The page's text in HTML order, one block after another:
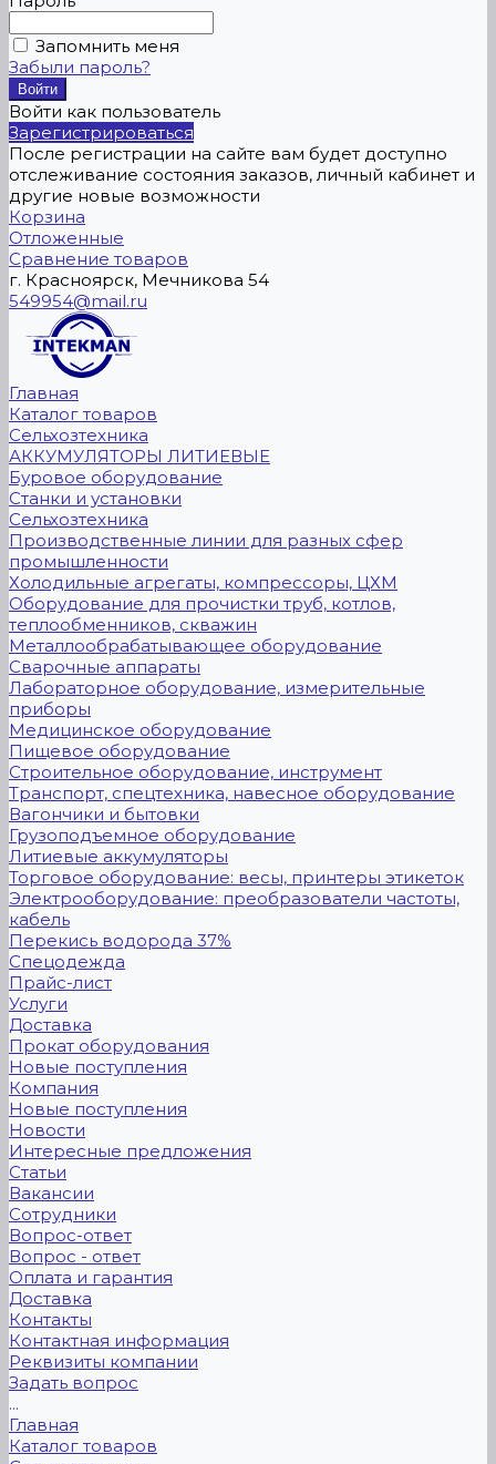
Запомнить меня
Забыли пароль?
Войти как пользователь
Зарегистрироваться
После регистрации на сайте вам будет доступно
отслеживание состояния заказов, личный кабинет и
другие новые возможности
Корзина
Отложенные
Сравнение товаров
г. Красноярск, Мечникова 54
549954@mail.ru
Главная
Каталог товаров
Сельхозтехника
АККУМУЛЯТОРЫ ЛИТИЕВЫЕ
Буровое оборудование
Станки и установки
Сельхозтехника
Производственные линии для разных сфер
промышленности
Холодильные агрегаты, компрессоры, ЦХМ
Оборудование для прочистки труб, котлов,
теплообменников, скважин
Металлообрабатывающее оборудование
Сварочные аппараты
Лабораторное оборудование, измерительные
приборы
Медицинское оборудование
Пищевое оборудование
Строительное оборудование, инструмент
Транспорт, спецтехника, навесное оборудование
Вагончики и бытовки
Грузоподъемное оборудование
Литиевые аккумуляторы
Торговое оборудование: весы, принтеры этикеток
Электрооборудование: преобразователи частоты,
кабель
Перекись водорода 37%
Спецодежда
Прайс-лист
Услуги
Доставка
Прокат оборудования
Новые поступления
Компания
Новые поступления
Новости
Интересные предложения
Статьи
Вакансии
Сотрудники
Вопрос-ответ
Вопрос - ответ
Оплата и гарантия
Доставка
Контакты
Контактная информация
Реквизиты компании
Задать вопрос
...
Главная
Каталог товаров